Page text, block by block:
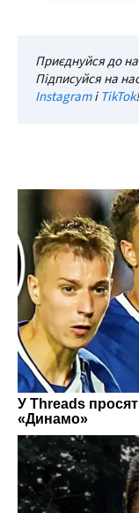
Приєднуйся до
Підписуйся на
InstagramіTikTok!